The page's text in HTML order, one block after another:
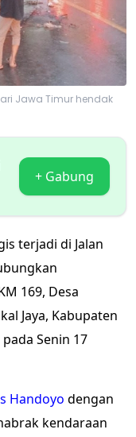
Jawa Timur hendak
+ Gabung
terjadi di Jalan
169, Desa
Jaya, Kabupaten
Senin 17
Handoyo dengan
kendaraan